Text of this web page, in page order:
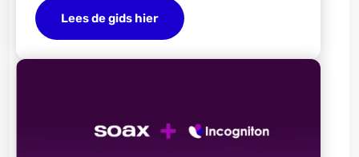
Lees de gids hier